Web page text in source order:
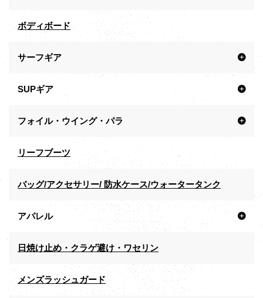
ボディボード
サーフギア
SUPギア
フォイル・ウイング・パラ
リーフブーツ
バッグ/アクセサリー/ 防水ケース/ウォータータンク
アパレル
日焼け止め・クラゲ避け・ワセリン
メンズラッシュガード